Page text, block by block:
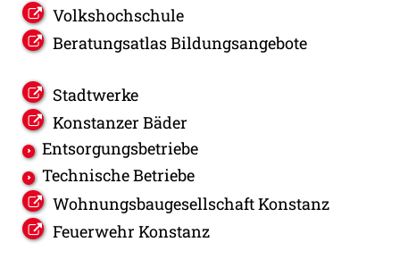
Volkshochschule
Beratungsatlas Bildungsangebote
Stadtwerke
Konstanzer Bäder
Entsorgungsbetriebe
Technische Betriebe
Wohnungsbaugesellschaft Konstanz
Feuerwehr Konstanz